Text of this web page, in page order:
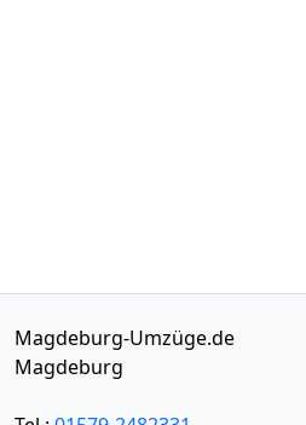
Magdeburg-Umzüge.de
Magdeburg